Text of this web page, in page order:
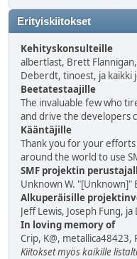
Erityiskiitokset
Kehityskonsulteille
albertlast, Brett
Deberdt, tinoest, ja kaikki
Beetatestaajille
The invaluable few who
and drive the developers
Kääntäjille
Thank you for your
around the world to use
SMF projektin
Unknown W. "[Unknown]"
Alkuperäisille
Jeff Lewis, Joseph Fung,
In loving memory of
Crip, K@, metallica48423,
Kiitokset myös kaikille